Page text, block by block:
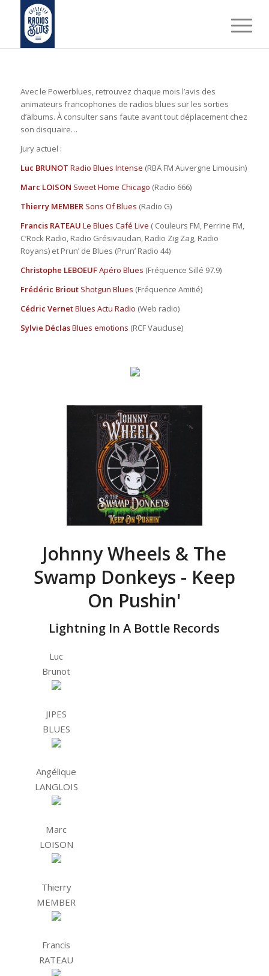
Avec le Powerblues, retrouvez chaque mois l’avis des
animateurs francophones de radios blues sur les sorties
d’albums. À consulter sans faute avant tout déplacement chez
son disquaire…
Jury actuel :
Luc BRUNOT Radio Blues Intense (RBA FM Auvergne Limousin)
Marc LOISON Sweet Home Chicago (Radio 666)
Thierry MEMBER Sons Of Blues (Radio G)
Francis RATEAU Le Blues Café Live ( Couleurs FM, Perrine FM,
C’Rock Radio, Radio Grésivaudan, Radio Zig Zag, Radio
Royans) et Prun’ de Blues (Prun’ Radio 44)
Christophe LEBOEUFApéro Blues (Fréquence Sillé 97.9)
Frédéric Briout Shotgun Blues (Fréquence Amitié)
Cédric VernetBlues Actu Radio (Web radio)
Sylvie DéclasBlues emotions (RCF Vaucluse)
Johnny Wheels & The
Swamp Donkeys - Keep
On Pushin'
Lightning In A Bottle Records
Luc
Brunot
JIPES
BLUES
Angélique
LANGLOIS
Marc
LOISON
Thierry
MEMBER
Francis
RATEAU